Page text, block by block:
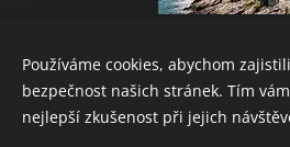
Powered byWebnode
Používáme cookies, abychom
bezpečnost našich stránek. Tím
nejlepší zkušenost při jejich